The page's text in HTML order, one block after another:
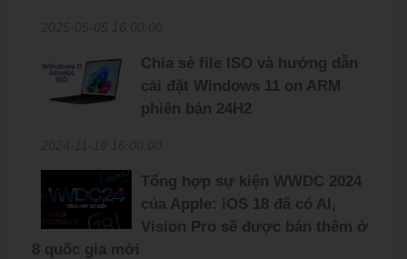
Chia sẻ file ISO và hướng dẫn
cài đặt Windows 11 on ARM
phiên bản 24H2
Tổng hợp sự kiện WWDC 2024
của Apple: iOS 18 đã có AI,
Vision Pro sẽ được bán thêm ở
8 quốc gia mới